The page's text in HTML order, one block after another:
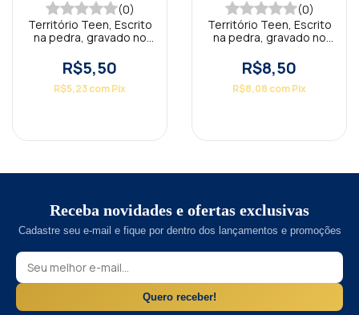
(0)
Território Teen, Escrito
na pedra, gravado no
R$5,50
R$5,23comPix
(0)
Território Teen, Escrito
na pedra, gravado no
R$8,50
R$8,08 comPix
Receba novidades e ofertas exclusivas
Cadastre seu e-mail e fique por dentro dos lançamentos e promoções
Quero receber!